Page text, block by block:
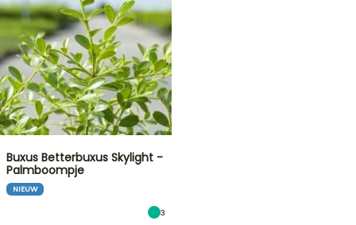
Buxus Betterbuxus Skylight -
Palmboompje
NIEUW
3